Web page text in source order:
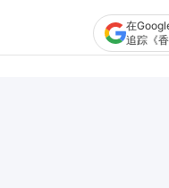
在
追踪《香